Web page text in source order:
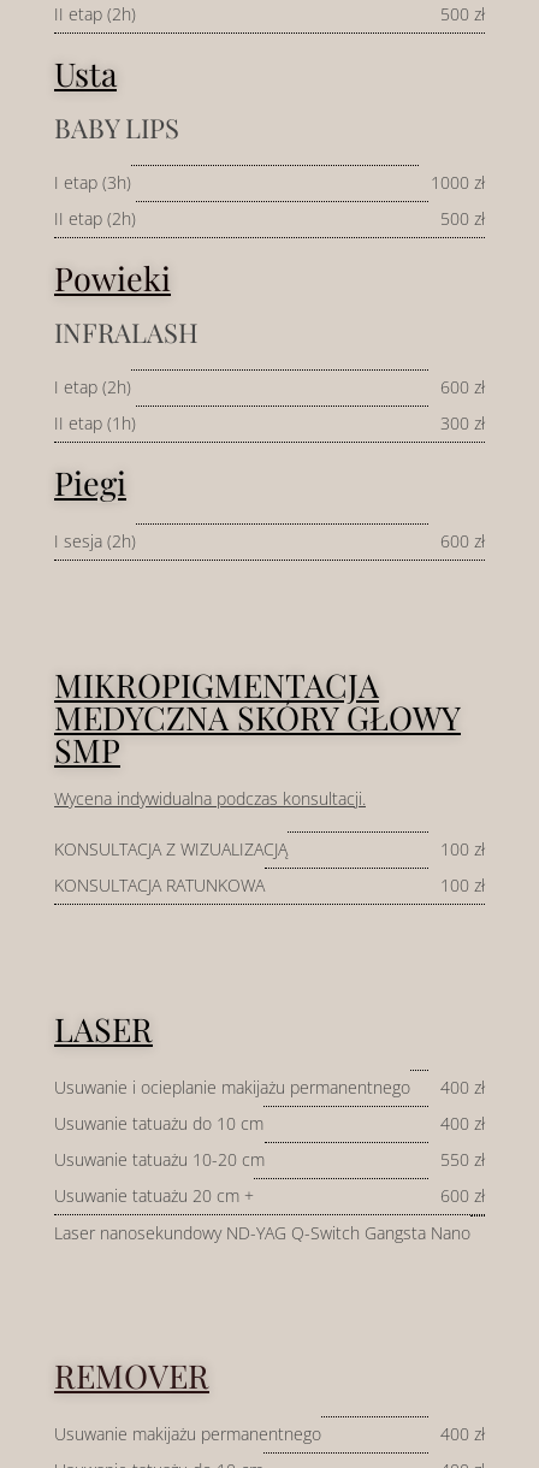
II etap (2h)
500 zł
Usta
BABY LIPS
I etap (3h)
1000 zł
II etap (2h)
500 zł
Powieki
INFRALASH
I etap (2h)
600 zł
II etap (1h)
300 zł
Piegi
I sesja (2h) 600 zł
MIKROPIGMENTACJA
MEDYCZNA SKÓRY GŁOWY
SMP
Wycena indywidualna podczas konsultacji.
KONSULTACJA Z WIZUALIZACJĄ
100 zł
KONSULTACJA RATUNKOWA
100 zł
LASER
Usuwanie i ocieplanie makijażu permanentnego
400 zł
Usuwanie tatuażu do 10 cm
400 zł
Usuwanie tatuażu 10-20 cm
550 zł
Usuwanie tatuażu 20 cm +
600 zł
Laser nanosekundowy ND-YAG Q-Switch Gangsta Nano
REMOVER
Usuwanie makijażu permanentnego
400 zł